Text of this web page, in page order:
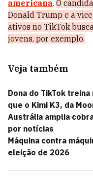
americana. O
Donald Trump e a
ativos no TikTok
jovens, por exemplo.
Veja também
Dona do TikTok
que o Kimi K3, da
Austrália amplia
por notícias
Máquina contra
eleição de 2026